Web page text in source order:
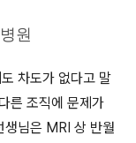
원
차도가 없다고 말
른 조직에 문제가
생님은 MRI 상 반월